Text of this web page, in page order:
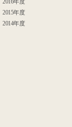
2016年度
2015年度
2014年度